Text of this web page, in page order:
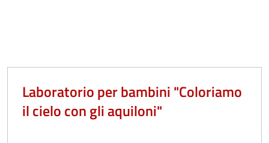
Laboratorio per bambini "Coloriamo
il cielo con gli aquiloni"